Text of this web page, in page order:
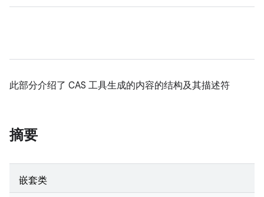
此部分介绍了 CAS 工具生成的内容的结构及其描述符
摘要
嵌套类